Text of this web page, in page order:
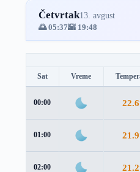
Četvrtak13. avgust
🌅 05:37🌇 19:48
Sat Vreme
00:00
01:00
02:00